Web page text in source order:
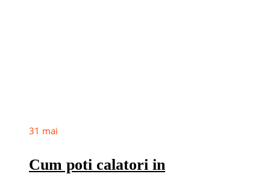
31 mai
Cum poti calatori in